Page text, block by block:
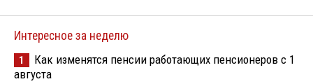
Интересное за неделю
1
Как изменятся пенсии работающих пенсионеров с 1
августа